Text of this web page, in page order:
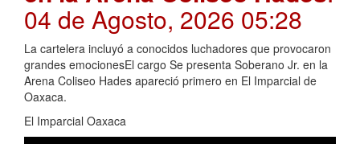
04 de Agosto, 2026 05:28
La cartelera incluyó a conocidos luchadores que provocaron
grandes emocionesEl cargo Se presenta Soberano Jr. en la
Arena Coliseo Hades apareció primero en El Imparcial de
Oaxaca.
El Imparcial Oaxaca